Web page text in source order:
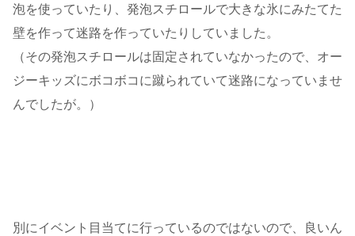
泡を使っていたり、発泡スチロールで大きな氷にみたてた
壁を作って迷路を作っていたりしていました。
（その発泡スチロールは固定されていなかったので、オー
ジーキッズにボコボコに蹴られていて迷路になっていませ
んでしたが。）
別にイベント目当てに行っているのではないので、良いん